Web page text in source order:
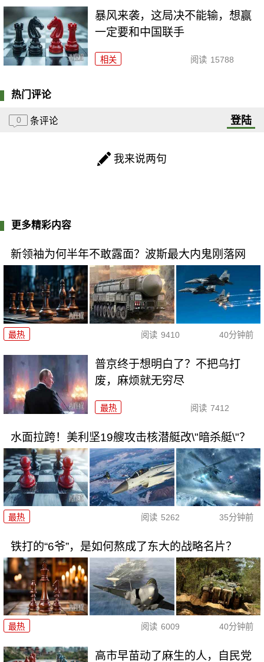
暴风来袭，这局决不能输，想赢
一定要和中国联手
相关 阅读 15788
热门评论
0 条评论 登陆
我来说两句
更多精彩内容
新领袖为何半年不敢露面？波斯最大内鬼刚落网
最热 阅读 9410 40分钟前
普京终于想明白了？不把乌打
废，麻烦就无穷尽
最热 阅读 7412
水面拉跨！美利坚19艘攻击核潜艇改\"暗杀艇\"？
最热 阅读 5262 35分钟前
铁打的“6爷”，是如何熬成了东大的战略名片？
最热 阅读 6009 40分钟前
高市早苗动了麻生的人，自民党